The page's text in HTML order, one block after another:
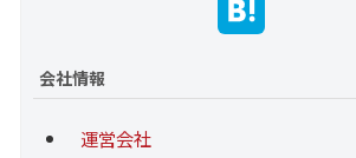
会社情報
運営会社